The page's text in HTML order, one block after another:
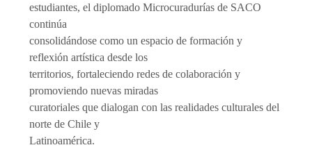
estudiantes, el diplomado Microcuradurías de SACO
continúa
consolidándose como un espacio de formación y
reflexión artística desde los
territorios, fortaleciendo redes de colaboración y
promoviendo nuevas miradas
curatoriales que dialogan con las realidades culturales del
norte de Chile y
Latinoamérica.